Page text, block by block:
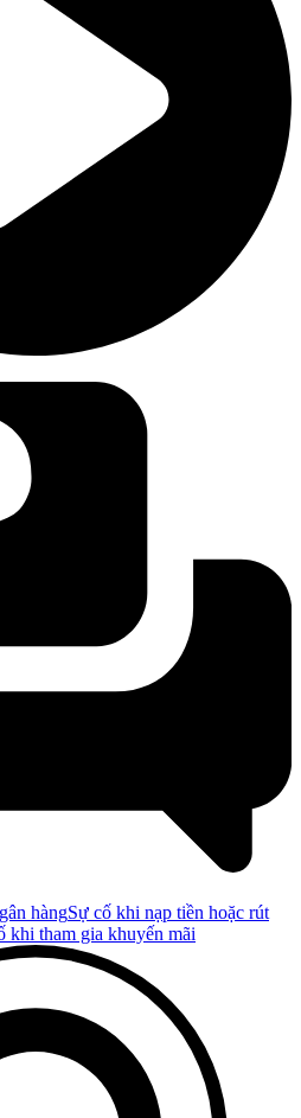
hàngSự cố khi nạp tiền hoặc rút
khi tham gia khuyến mãi